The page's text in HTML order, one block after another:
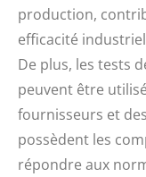
production,
efficacité
De plus, les tests
peuvent être
fournisseurs et
possèdent les
répondre aux